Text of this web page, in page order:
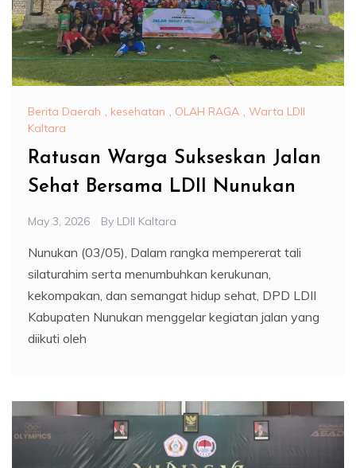
Berita Daerah , kesehatan , OLAH RAGA , Warta LDII
Kaltara
Ratusan Warga Sukseskan Jalan
Sehat Bersama LDII Nunukan
May 3, 2026 By LDII Kaltara
Nunukan (03/05), Dalam rangka mempererat tali
silaturahim serta menumbuhkan kerukunan,
kekompakan, dan semangat hidup sehat, DPD LDII
Kabupaten Nunukan menggelar kegiatan jalan yang
diikuti oleh